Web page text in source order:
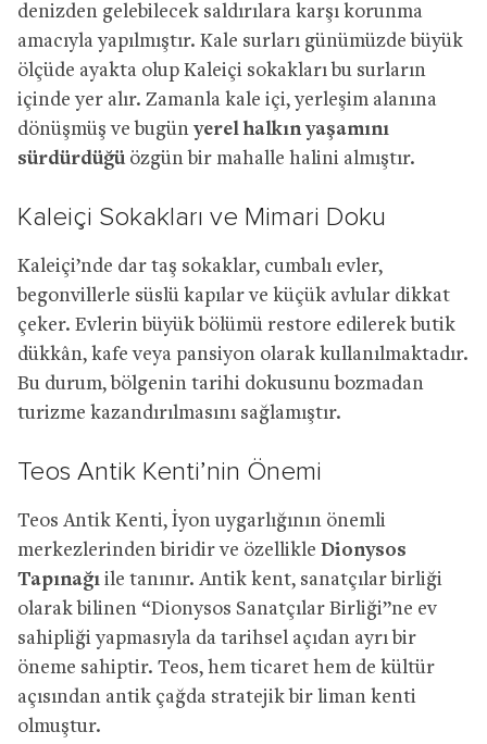
denizden gelebilecek saldırılara karşı korunma
amacıyla yapılmıştır. Kale surları günümüzde büyük
ölçüde ayakta olup Kaleiçi sokakları bu surların
içinde yer alır. Zamanla kale içi, yerleşim alanına
dönüşmüş ve bugün yerel halkın yaşamını
sürdürdüğüözgün bir mahalle halini almıştır.
Kaleiçi Sokakları ve Mimari Doku
Kaleiçi’nde dar taş sokaklar, cumbalı evler,
begonvillerle süslü kapılar ve küçük avlular dikkat
çeker. Evlerin büyük bölümü restore edilerek butik
dükkân, kafe veya pansiyon olarak kullanılmaktadır.
Bu durum, bölgenin tarihi dokusunu bozmadan
turizme kazandırılmasını sağlamıştır.
Teos Antik Kenti’nin Önemi
Teos Antik Kenti, İyon uygarlığının önemli
merkezlerinden biridir ve özellikle Dionysos
Tapınağı ile tanınır. Antik kent, sanatçılar birliği
olarak bilinen “Dionysos Sanatçılar Birliği”ne ev
sahipliği yapmasıyla da tarihsel açıdan ayrı bir
öneme sahiptir. Teos, hem ticaret hem de kültür
açısından antik çağda stratejik bir liman kenti
olmuştur.